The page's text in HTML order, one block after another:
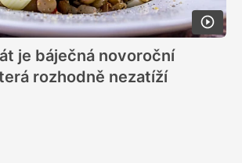
je báječná novoroční
rozhodně nezatíží